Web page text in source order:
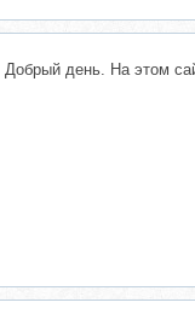
Добрый день. На этом